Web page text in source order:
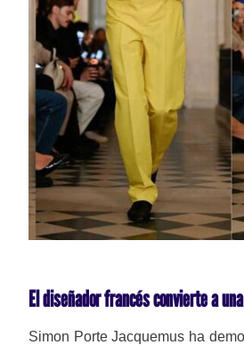
El diseñador francés convierte a
Simon Porte Jacquemus ha